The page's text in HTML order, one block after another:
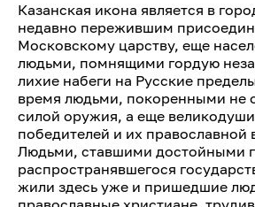
Казанская икона является в
недавно пережившим
Московскому царству, еще
людьми, помнящими гордую
лихие набеги на Русские
время людьми, покоренными не
силой оружия, а еще
победителей и их православной
Людьми, ставшими достойными
распространявшегося
жили здесь уже и пришедшие